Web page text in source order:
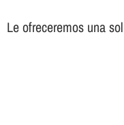
Le ofreceremos una